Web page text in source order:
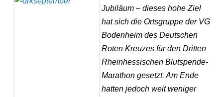
Jubiläum – dieses hohe Ziel
hat sich die Ortsgruppe der VG
Bodenheim des Deutschen
Roten Kreuzes für den Dritten
Rheinhessischen Blutspende-
Marathon gesetzt. Am Ende
hatten jedoch weit weniger